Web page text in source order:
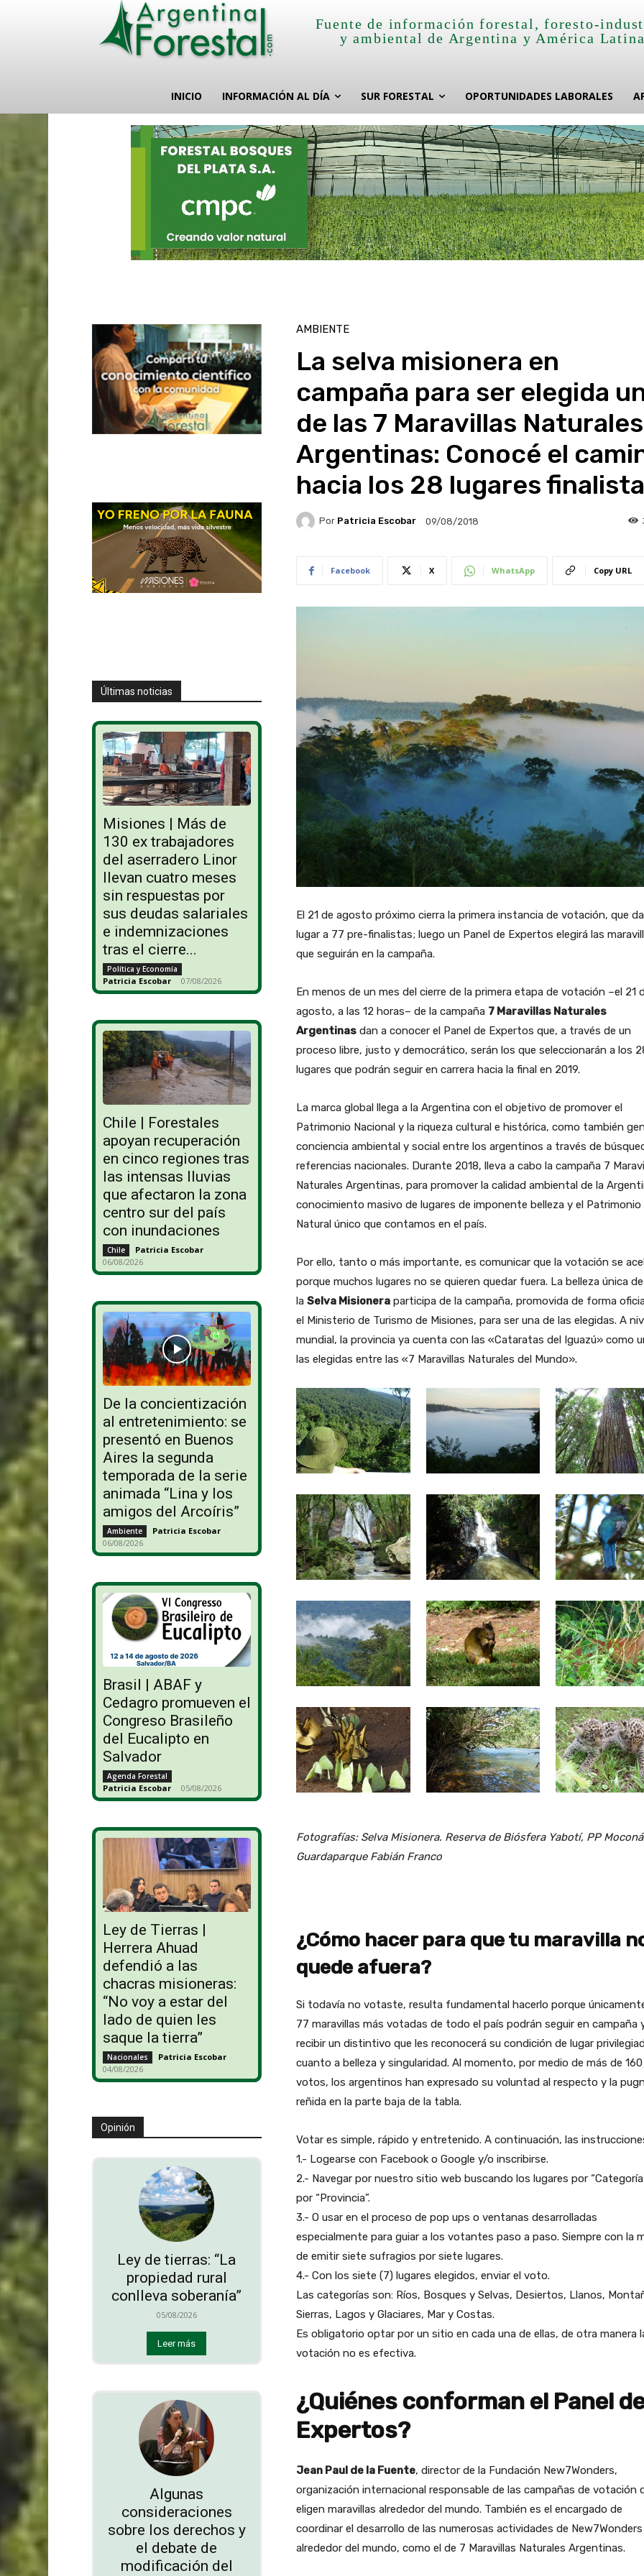
Fuente de información forestal, foresto-
y ambiental de Argentina y América
INICIO INFORMACIÓN AL DÍA SUR FORESTAL OPORTUNIDADES LABORALES
Últimas noticias
Misiones | Más de
130 ex trabajadores
del aserradero Linor
llevan cuatro meses
sin respuestas por
sus deudas salariales
e indemnizaciones
tras el cierre...
Política y Economía
Patricia Escobar - 07/08/2026
Chile | Forestales
apoyan recuperación
en cinco regiones tras
las intensas lluvias
que afectaron la zona
centro sur del país
con inundaciones
Chile Patricia Escobar -
06/08/2026
De la concientización
al entretenimiento: se
presentó en Buenos
Aires la segunda
temporada de la serie
animada “Lina y los
amigos del Arcoíris”
Ambiente Patricia Escobar -
06/08/2026
Brasil | ABAF y
Cedagro promueven el
Congreso Brasileño
del Eucalipto en
Salvador
Agenda Forestal
Patricia Escobar - 05/08/2026
Ley de Tierras |
Herrera Ahuad
defendió a las
chacras misioneras:
“No voy a estar del
lado de quien les
saque la tierra”
Nacionales Patricia Escobar -
04/08/2026
Opinión
Ley de tierras: “La
propiedad rural
conlleva soberanía”
05/08/2026
Leer más
Algunas
consideraciones
sobre los derechos y
el debate de
modificación del
AMBIENTE
La selva misionera en
campaña para ser elegida
de las 7 Maravillas Naturales
Argentinas: Conocé el
hacia los 28 lugares finalista
Por Patricia Escobar 09/08/2018
Facebook X WhatsApp Copy URL
El 21 de agosto próximo cierra la primera instancia de votación, que
lugar a 77 pre-finalistas; luego un Panel de Expertos elegirá las
que seguirán en la campaña.
En menos de un mes del cierre de la primera etapa de votación –el 21
agosto, a las 12 horas– de la campaña 7 Maravillas Naturales
Argentinasdan a conocer el Panel de Expertos que, a través de un
proceso libre, justo y democrático, serán los que seleccionarán a los
lugares que podrán seguir en carrera hacia la final en 2019.
La marca global llega a la Argentina con el objetivo de promover el
Patrimonio Nacional y la riqueza cultural e histórica, como también
conciencia ambiental y social entre los argentinos a través de
referencias nacionales. Durante 2018, lleva a cabo la campaña 7
Naturales Argentinas, para promover la calidad ambiental de la
conocimiento masivo de lugares de imponente belleza y el Patrimonio
Natural único que contamos en el país.
Por ello, tanto o más importante, es comunicar que la votación se
porque muchos lugares no se quieren quedar fuera. La belleza única de
la Selva Misioneraparticipa de la campaña, promovida de forma
el Ministerio de Turismo de Misiones, para ser una de las elegidas. A
mundial, la provincia ya cuenta con las «Cataratas del Iguazú» como
las elegidas entre las «7 Maravillas Naturales del Mundo».
Fotografías: Selva Misionera. Reserva de Biósfera Yabotí, PP
Guardaparque Fabián Franco
¿Cómo hacer para que tu maravilla
quede afuera?
Si todavía no votaste, resulta fundamental hacerlo porque
77 maravillas más votadas de todo el país podrán seguir en campaña
recibir un distintivo que les reconocerá su condición de lugar
cuanto a belleza y singularidad. Al momento, por medio de más de
votos, los argentinos han expresado su voluntad al respecto y la
reñida en la parte baja de la tabla.
Votar es simple, rápido y entretenido. A continuación, las
1.- Logearse con Facebook o Google y/o inscribirse.
2.- Navegar por nuestro sitio web buscando los lugares por
por “Provincia”.
3.- O usar en el proceso de pop ups o ventanas desarrolladas
especialmente para guiar a los votantes paso a paso. Siempre con la
de emitir siete sufragios por siete lugares.
4.- Con los siete (7) lugares elegidos, enviar el voto.
Las categorías son: Ríos, Bosques y Selvas, Desiertos, Llanos,
Sierras, Lagos y Glaciares, Mar y Costas.
Es obligatorio optar por un sitio en cada una de ellas, de otra manera
votación no es efectiva.
¿Quiénes conforman el Panel
Expertos?
Jean Paul de la Fuente, director de la Fundación New7Wonders,
organización internacional responsable de las campañas de votación
eligen maravillas alrededor del mundo. También es el encargado de
coordinar el desarrollo de las numerosas actividades de New7Wonders
alrededor del mundo, como el de 7 Maravillas Naturales Argentinas.